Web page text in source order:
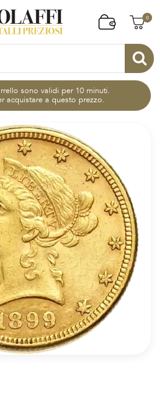
0
sono validi per 10 minuti.
acquistare a questo prezzo.